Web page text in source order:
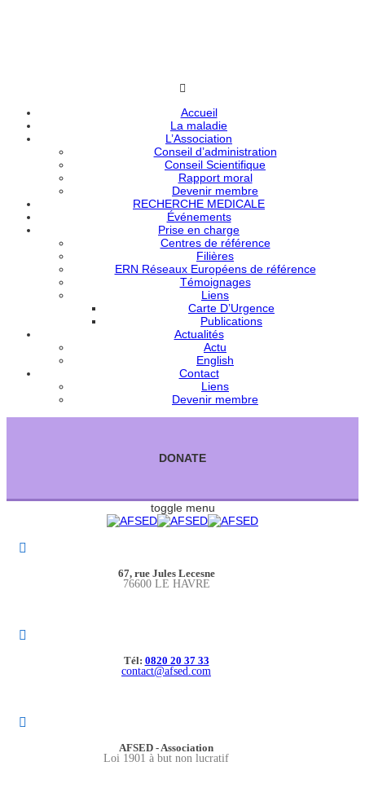
Accueil
La maladie
L’Association
Conseil d’administration
Conseil Scientifique
Rapport moral
Devenir membre
RECHERCHE MEDICALE
Événements
Prise en charge
Centres de référence
Filières
ERN Réseaux Européens de référence
Témoignages
Liens
Carte D’Urgence
Publications
Actualités
Actu
English
Contact
Liens
Devenir membre
DONATE
toggle menu
67, rue Jules Lecesne
76600 LE HAVRE
Tél: 0820 20 37 33
contact@afsed.com
AFSED - Association
Loi 1901 à but non lucratif